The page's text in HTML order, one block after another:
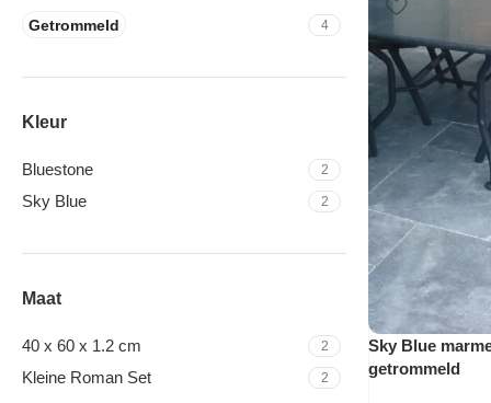
Getrommeld 4
Kleur
Bluestone 2
Sky Blue 2
Maat
40 x 60 x 1.2 cm 2
Kleine Roman Set 2
Sky Blue
getrommeld